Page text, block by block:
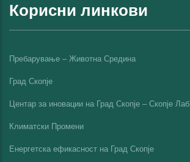
Корисни линкови
Пребарување – Животна Средина
Град Скопје
Центар за иновации на Град Скопје – Скопје Лаб
Климатски Промени
Енергетска ефикасност на Град Скопјe